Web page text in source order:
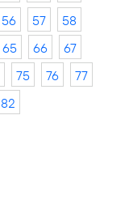
56 57
58
65 66
67
75 76
77
82